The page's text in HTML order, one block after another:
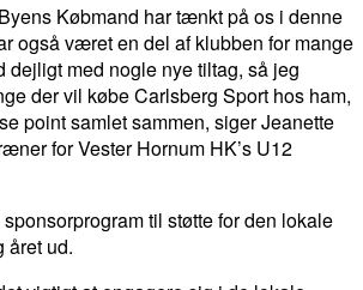
Købmand har tænkt på os i denne
også været en del af klubben for mange
dejligt med nogle nye tiltag, så jeg
der vil købe Carlsberg Sport hos ham,
point samlet sammen, siger Jeanette
for Vester Hornum HK’s U12
til støtte for den lokale
året ud.